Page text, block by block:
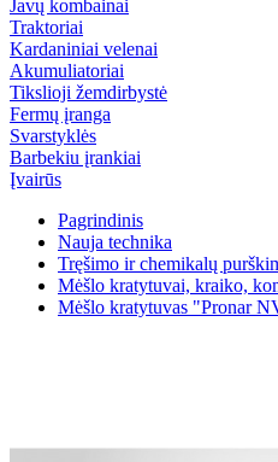
Javų kombainai
Traktoriai
Kardaniniai velenai
Akumuliatoriai
Tikslioji žemdirbystė
Fermų įranga
Svarstyklės
Barbekiu įrankiai
Įvairūs
Pagrindinis
Nauja technika
Tręšimo ir chemikalų
Mėšlo kratytuvai, kraiko,
Mėšlo kratytuvas "Pronar